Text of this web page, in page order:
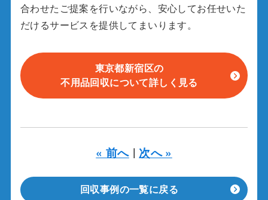
合わせたご提案を行いながら、安心してお任せいた
だけるサービスを提供してまいります。
東京都新宿区の
不用品回収について詳しく見る
« 前へ ｜ 次へ »
回収事例の一覧に戻る